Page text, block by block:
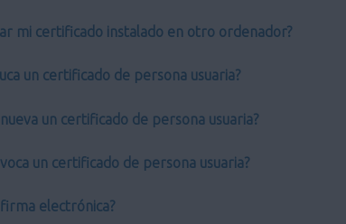
mi certificado instalado en otro ordenador?
un certificado de persona usuaria?
un certificado de persona usuaria?
un certificado de persona usuaria?
firma electrónica?